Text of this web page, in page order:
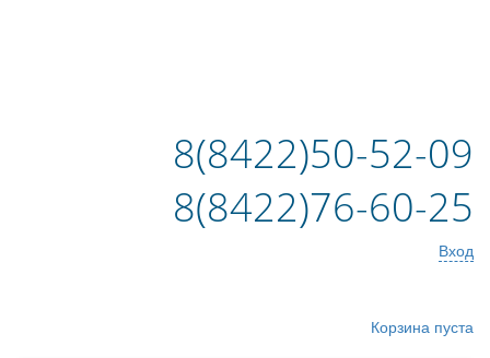
8(8422)50-52-09
8(8422)76-60-25
Вход
Корзина пуста